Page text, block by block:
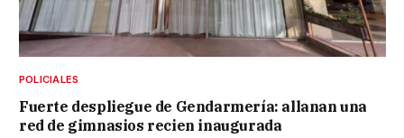
POLICIALES
Fuerte despliegue de Gendarmería: allanan una
red de gimnasios recien inaugurada